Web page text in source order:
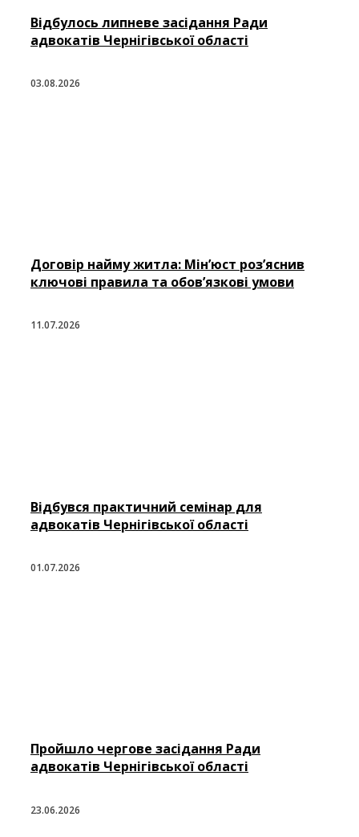
Відбулось липневе засідання Ради
адвокатів Чернігівської області
03.08.2026
Договір найму житла: Мін’юст роз’яснив
ключові правила та обов’язкові умови
11.07.2026
Відбувся практичний семінар для
адвокатів Чернігівської області
01.07.2026
Пройшло чергове засідання Ради
адвокатів Чернігівської області
23.06.2026